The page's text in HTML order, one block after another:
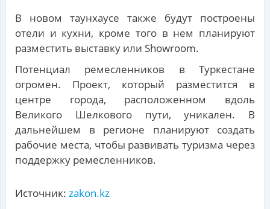
В новом таунхаусе также будут построены
отели и кухни, кроме того в нем планируют
разместить выставку или Showroom.
Потенциал ремесленников в Туркестане
огромен. Проект, который разместится в
центре города, расположенном вдоль
Великого Шелкового пути, уникален. В
дальнейшем в регионе планируют создать
рабочие места, чтобы развивать туризма через
поддержку ремесленников.
Источник: zakon.kz